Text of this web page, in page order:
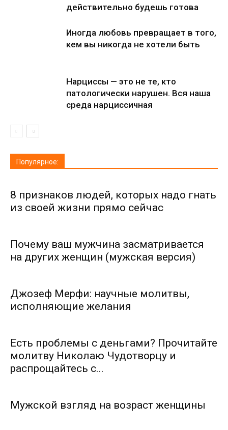
действительно будешь готова
Иногда любовь превращает в того,
кем вы никогда не хотели быть
Нарциссы — это не те, кто
патологически нарушен. Вся наша
среда нарциссичная
Популярное:
8 признаков людей, которых надо гнать
из своей жизни прямо сейчас
Почему ваш мужчина засматривается
на других женщин (мужская версия)
Джозеф Мерфи: научные молитвы,
исполняющие желания
Есть проблемы с деньгами? Прочитайте
молитву Николаю Чудотворцу и
распрощайтесь с...
Мужской взгляд на возраст женщины